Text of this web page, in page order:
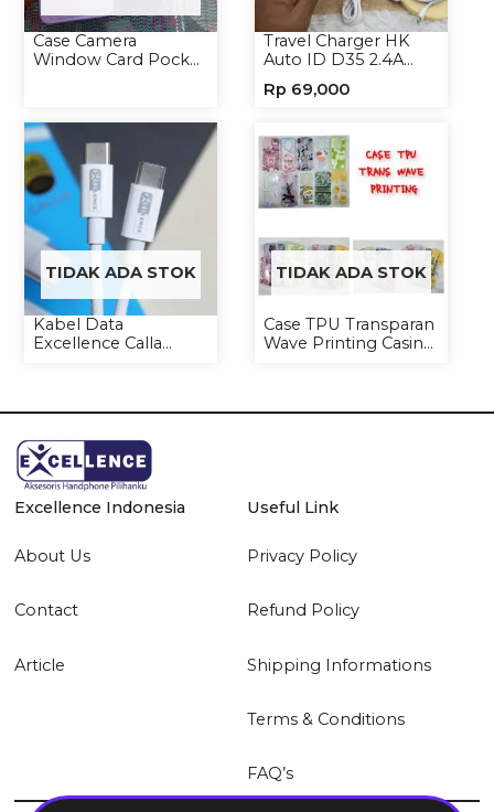
Case Camera
Window Card Pocket
Travel Charger HK
Auto ID D35 2.4A
Rp 69,000
TIDAK ADA STOK
Kabel Data
Excellence Calla
TIDAK ADA STOK
Case TPU Transparan
Wave Printing Casing
Excellence Indonesia
About Us
Contact
Article
Useful Link
Privacy Policy
Refund Policy
Shipping Informations
Terms & Conditions
FAQ’s